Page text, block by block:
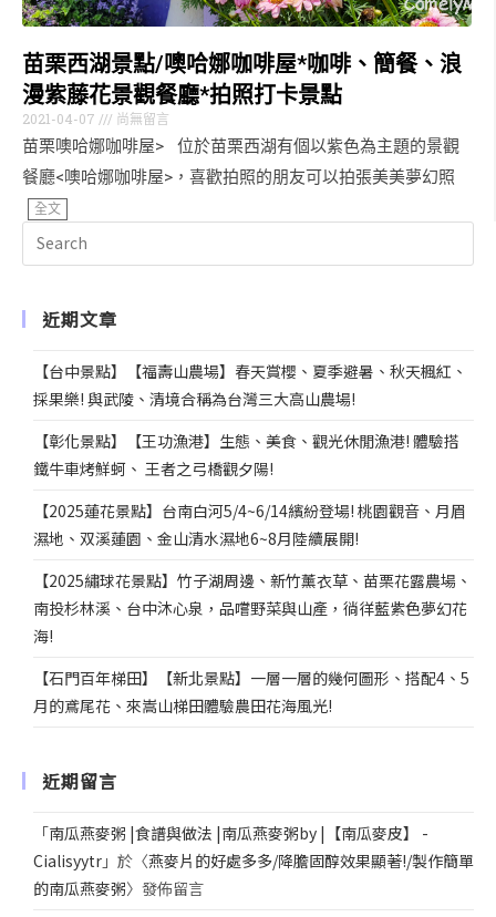
苗栗西湖景點/噢哈娜咖啡屋*咖啡、簡餐、浪
漫紫藤花景觀餐廳*拍照打卡景點
2021-04-07 尚無留言
苗栗噢哈娜咖啡屋> 位於苗栗西湖有個以紫色為主題的景觀
餐廳<噢哈娜咖啡屋>，喜歡拍照的朋友可以拍張美美夢幻照
全文
近期文章
【台中景點】【福壽山農場】春天賞櫻、夏季避暑、秋天楓紅、
採果樂! 與武陵、清境合稱為台灣三大高山農場!
【彰化景點】【王功漁港】生態、美食、觀光休閒漁港! 體驗搭
鐵牛車烤鮮蚵、 王者之弓橋觀夕陽!
【2025蓮花景點】台南白河5/4~6/14繽紛登場! 桃園觀音、月眉
濕地、双溪蓮園、金山清水濕地6~8月陸續展開!
【2025繡球花景點】竹子湖周邊、新竹薰衣草、苗栗花露農場、
南投杉林溪、台中沐心泉，品嚐野菜與山產，徜徉藍紫色夢幻花
海!
【石門百年梯田】【新北景點】一層一層的幾何圖形、搭配4、5
月的鳶尾花、來嵩山梯田體驗農田花海風光!
近期留言
「南瓜燕麥粥 |食譜與做法 |南瓜燕麥粥by |【南瓜麥皮】 -
Cialisyytr 」於〈燕麥片的好處多多/降膽固醇效果顯著!/製作簡單
的南瓜燕麥粥〉發佈留言